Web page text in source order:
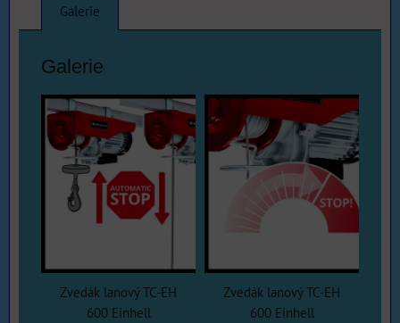
Galerie
Galerie
Zvedák lanový TC-EH
600 Einhell
Zvedák lanový TC-EH
600 Einhell